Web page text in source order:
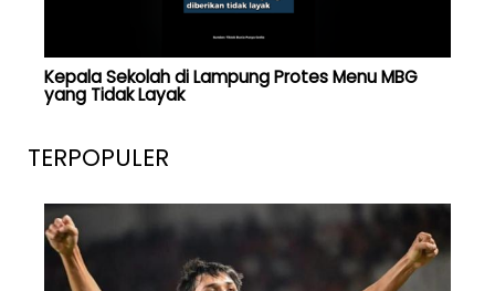
Kepala Sekolah di Lampung Protes Menu MBG
yang Tidak Layak
TERPOPULER